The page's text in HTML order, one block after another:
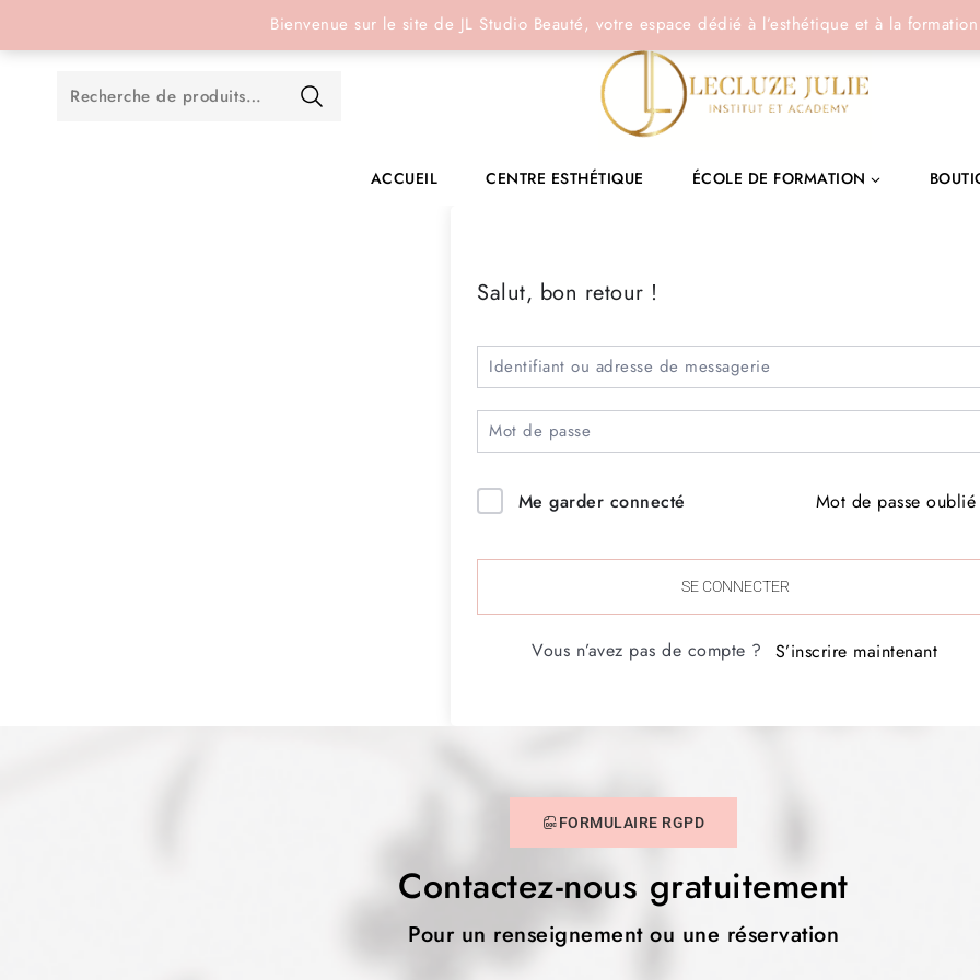
Bienvenue sur le site de JL Studio Beauté, votre espace dédié à l’esthétique et à la
ACCUEIL CENTRE ESTHÉTIQUE ÉCOLE DE FORMATION
Salut, bon retour !
Me garder connecté Mot de passe
SE CONNECTER
Vous n’avez pas de compte ? S’inscrire maintenant
FORMULAIRE RGPD
Contactez-nous gratuitement
Pour un renseignement ou une réservation